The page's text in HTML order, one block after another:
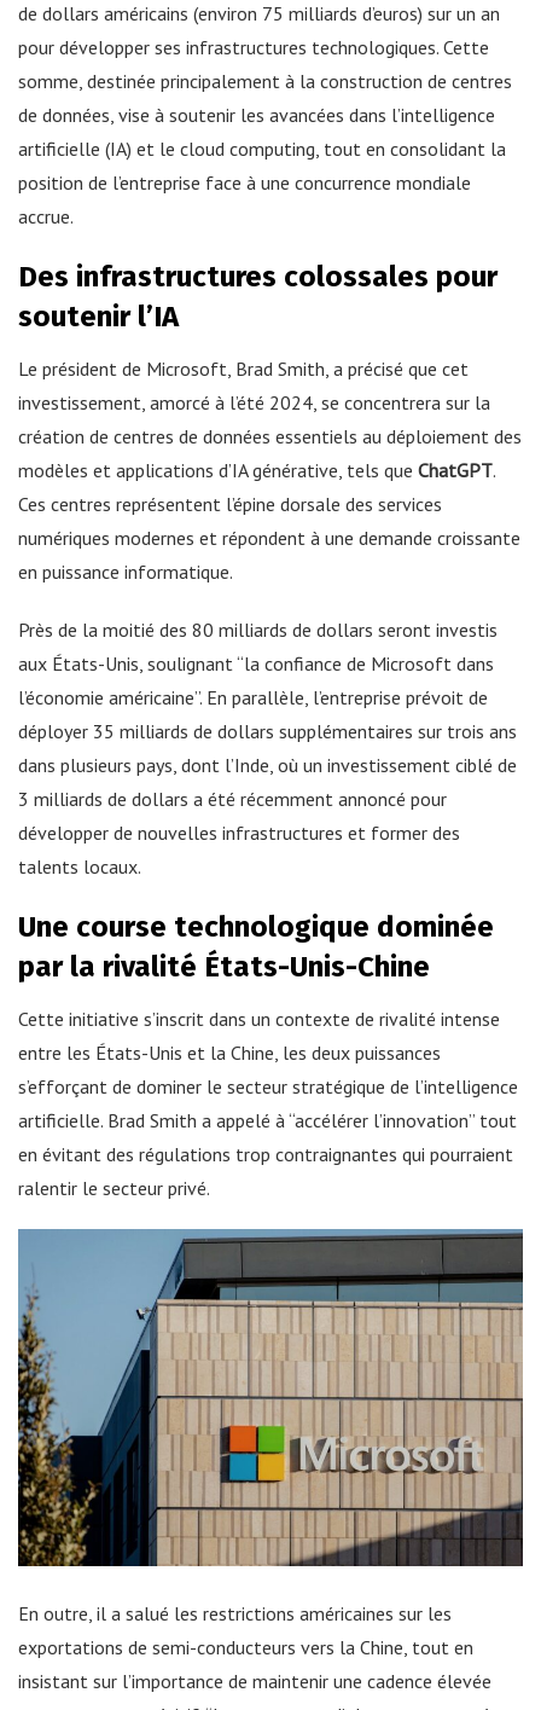
de dollars américains (environ 75 milliards d’euros) sur un an
pour développer ses infrastructures technologiques. Cette
somme, destinée principalement à la construction de centres
de données, vise à soutenir les avancées dans l’intelligence
artificielle (IA) et le cloud computing, tout en consolidant la
position de l’entreprise face à une concurrence mondiale
accrue.
Des infrastructures colossales pour
soutenir l’IA
Le président de Microsoft, Brad Smith, a précisé que cet
investissement, amorcé à l’été 2024, se concentrera sur la
création de centres de données essentiels au déploiement des
modèles et applications d’IA générative, tels que ChatGPT.
Ces centres représentent l’épine dorsale des services
numériques modernes et répondent à une demande croissante
en puissance informatique.
Près de la moitié des 80 milliards de dollars seront investis
aux États-Unis, soulignant “la confiance de Microsoft dans
l’économie américaine”. En parallèle, l’entreprise prévoit de
déployer 35 milliards de dollars supplémentaires sur trois ans
dans plusieurs pays, dont l’Inde, où un investissement ciblé de
3 milliards de dollars a été récemment annoncé pour
développer de nouvelles infrastructures et former des
talents locaux.
Une course technologique dominée
par la rivalité États-Unis-Chine
Cette initiative s’inscrit dans un contexte de rivalité intense
entre les États-Unis et la Chine, les deux puissances
s’efforçant de dominer le secteur stratégique de l’intelligence
artificielle. Brad Smith a appelé à “accélérer l’innovation” tout
en évitant des régulations trop contraignantes qui pourraient
ralentir le secteur privé.
En outre, il a salué les restrictions américaines sur les
exportations de semi-conducteurs vers la Chine, tout en
insistant sur l’importance de maintenir une cadence élevée